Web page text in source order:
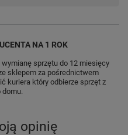
NA 1 ROK
sprzętu do 12 miesięcy
sklepem za pośrednictwem
kuriera który odbierze sprzęt z
domu.
opinię